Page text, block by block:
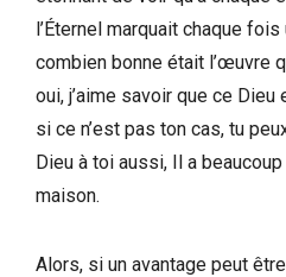
l’Éternel marquait chaque
combien bonne était l’œuvre
oui, j’aime savoir que ce
si ce n’est pas ton cas, tu
Dieu à toi aussi, Il a
maison.
Alors, si un avantage peut